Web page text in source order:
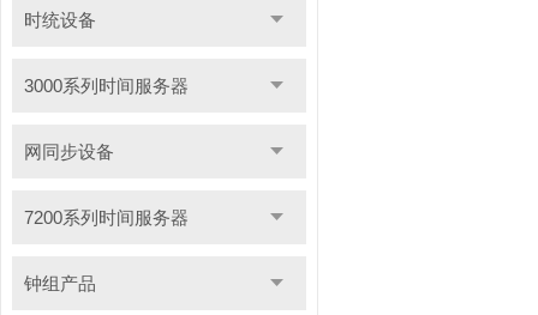
时统设备
3000系列时间服务器
网同步设备
7200系列时间服务器
钟组产品